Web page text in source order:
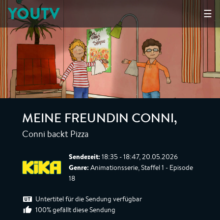
☰
YOUTV
MEINE FREUNDIN CONNI,
Conni backt Pizza
Sendezeit: 18:35 - 18:47, 20.05.2026
Genre: Animationsserie, Staffel 1 - Episode
18
Untertitel für die Sendung verfügbar
100% gefällt diese Sendung